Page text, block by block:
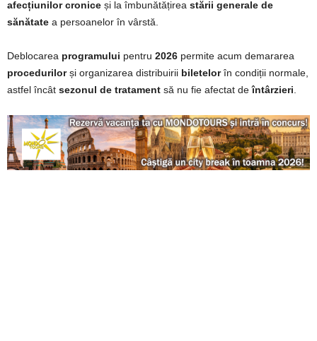
afecțiunilor cronice și la îmbunătățirea stării generale de
sănătate a persoanelor în vârstă.
Deblocarea programului pentru 2026 permite acum demararea
procedurilorși organizarea distribuirii biletelorîn condiții normale,
astfel încât sezonul de tratament să nu fie afectat deîntârzieri